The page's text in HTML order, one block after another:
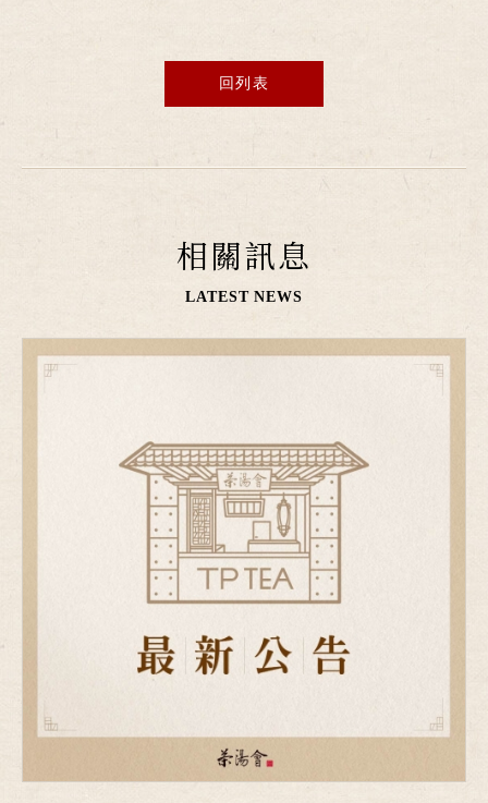
回列表
相關訊息
LATEST NEWS